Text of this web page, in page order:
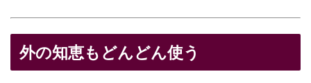
外の知恵もどんどん使う